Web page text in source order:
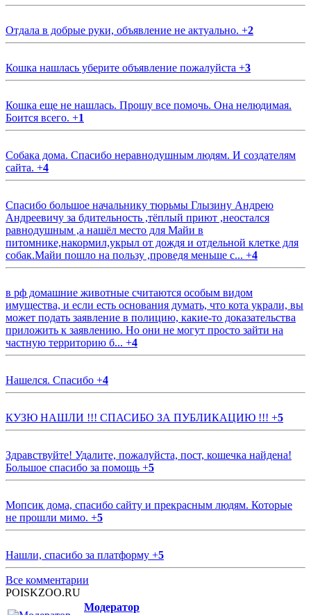
Отдала в добрые руки, объявление не актуально. +2
Кошка нашлась уберите объявление пожалуйста +3
Кошка еще не нашлась. Прошу все помочь. Она нелюдимая.
Боится всего. +1
Собака дома. Спасибо неравнодушным людям. И создателям
сайта. +4
Спасибо большое начальнику тюрьмы Глызину Андрею
Андреевичу за бдительность ,тёплый приют ,неостался
равнодушным ,а нашёл место для Майи в
питомнике,накормил,укрыл от дождя и отдельной клетке для
собак.Майи пошло на пользу ,проведя меньше с... +4
в рф домашние животные считаются особым видом
имущества, и если есть основания думать, что кота украли, вы
может подать заявление в полицию, какие-то доказательства
приложить к заявлению. Но они не могут просто зайти на
частную территорию б... +4
Нашелся. Спасибо +4
КУЗЮ НАШЛИ !!! СПАСИБО ЗА ПУБЛИКАЦИЮ !!! +5
Здравствуйте! Удалите, пожалуйста, пост, кошечка найдена!
Большое спасибо за помощь +5
Мопсик дома, спасибо сайту и прекрасным людям. Которые
не прошли мимо. +5
Нашли, спасибо за платформу +5
Все комментарии
POISKZOO.RU
Модератор